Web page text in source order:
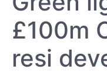
£100m
resi